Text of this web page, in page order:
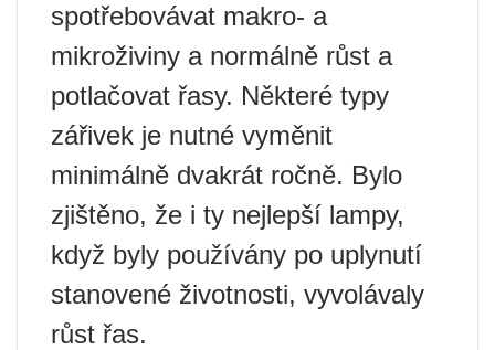
spotřebovávat makro- a
mikroživiny a normálně růst a
potlačovat řasy. Některé typy
zářivek je nutné vyměnit
minimálně dvakrát ročně. Bylo
zjištěno, že i ty nejlepší lampy,
když byly používány po uplynutí
stanovené životnosti, vyvolávaly
růst řas.